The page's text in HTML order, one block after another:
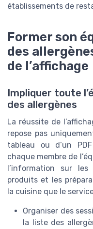
établissements de
Former son
des
de l’affichage
Impliquer toute
des allergènes
La réussite de
repose pas
tableau ou d’un
chaque membre de
l’information sur
produits et les
la cuisine que le
Organiser des
la liste des